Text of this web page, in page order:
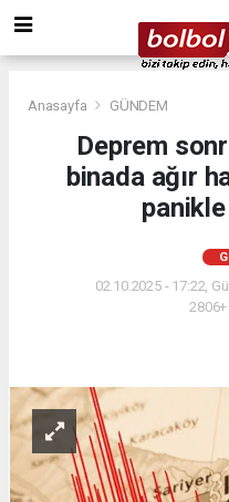
Anasayfa GÜNDEM
Deprem
binada ağır
02.10.2025 - 17:22,